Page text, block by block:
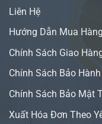
Liên Hệ
Hướng Dẫn Mua Hàng
Chính Sách Giao
Chính Sách Bảo
Chính Sách Bảo Mật
Xuất Hóa Đơn Theo